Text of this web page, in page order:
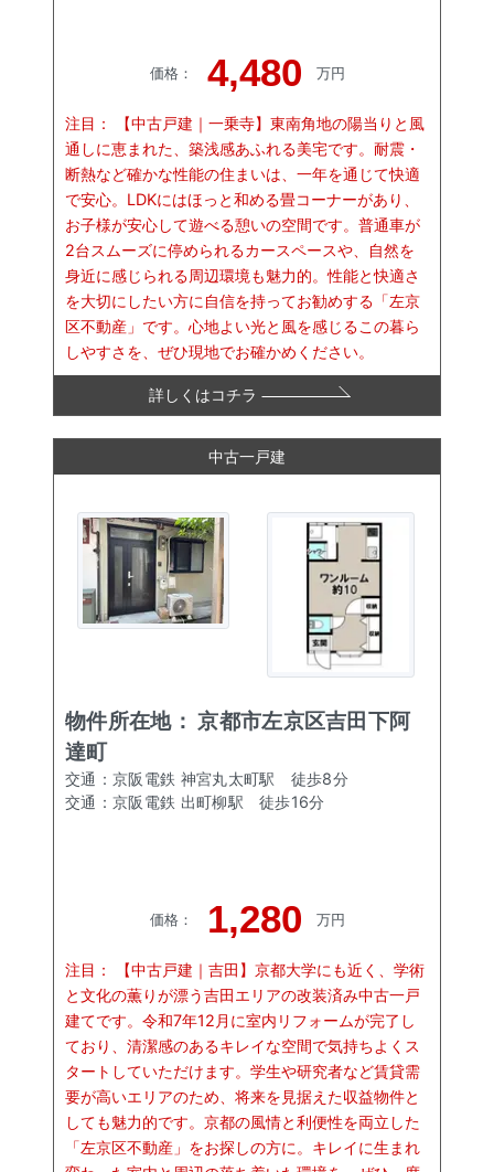
価格： 4,480 万円
注目：
【中古戸建｜一乗寺】東南角地の陽当りと風
通しに恵まれた、築浅感あふれる美宅です。耐震・
断熱など確かな性能の住まいは、一年を通じて快適
で安心。LDKにはほっと和める畳コーナーがあり、
お子様が安心して遊べる憩いの空間です。普通車が
2台スムーズに停められるカースペースや、自然を
身近に感じられる周辺環境も魅力的。性能と快適さ
を大切にしたい方に自信を持ってお勧めする「左京
区不動産」です。心地よい光と風を感じるこの暮ら
しやすさを、ぜひ現地でお確かめください。
詳しくはコチラ
中古一戸建
物件所在地：京都市左京区吉田下阿
達町
交通： 京阪電鉄 神宮丸太町駅 徒歩8分
交通： 京阪電鉄 出町柳駅 徒歩16分
価格： 1,280 万円
注目：
【中古戸建｜吉田】京都大学にも近く、学術
と文化の薫りが漂う吉田エリアの改装済み中古一戸
建てです。令和7年12月に室内リフォームが完了し
ており、清潔感のあるキレイな空間で気持ちよくス
タートしていただけます。学生や研究者など賃貸需
要が高いエリアのため、将来を見据えた収益物件と
しても魅力的です。京都の風情と利便性を両立した
「左京区不動産」をお探しの方に。キレイに生まれ